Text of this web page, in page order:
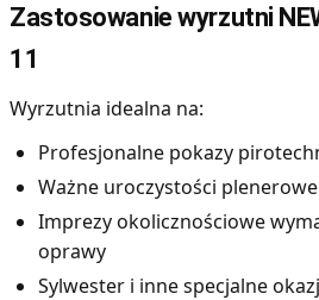
Zastosowanie wyrzutni
11
Wyrzutnia idealna na:
Profesjonalne pokazy
Ważne uroczystości plenerowe
Imprezy okolicznościowe
oprawy
Sylwester i inne specjalne